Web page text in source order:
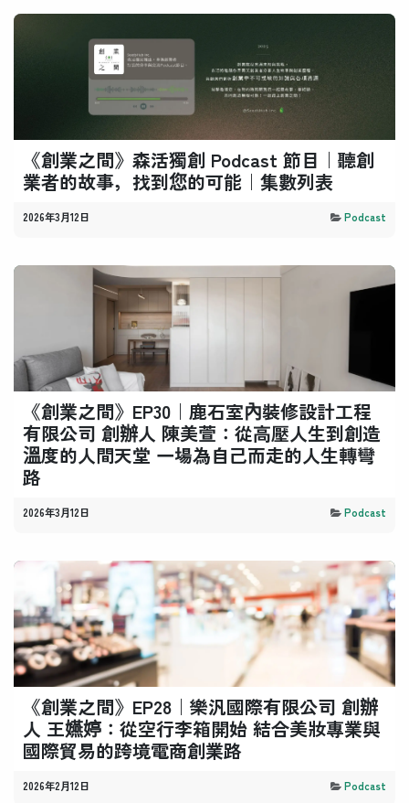
《創業之間》森活獨創 Podcast 節目｜聽創
業者的故事，找到您的可能｜集數列表
2026年3月12日 Podcast
《創業之間》EP30｜鹿石室內裝修設計工程
有限公司 創辦人 陳美萱：從高壓人生到創造
溫度的人間天堂 一場為自己而走的人生轉彎
路
2026年3月12日 Podcast
《創業之間》EP28｜樂汎國際有限公司 創辦
人 王嬿婷：從空行李箱開始 結合美妝專業與
國際貿易的跨境電商創業路
2026年2月12日 Podcast